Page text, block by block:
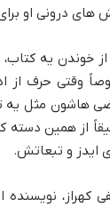
درونی او
از خوندن یه
وقتی حرف از
هاشون مثل یه
از همین دسته
ایدز و تبعاتش.
کهراز، نویسنده